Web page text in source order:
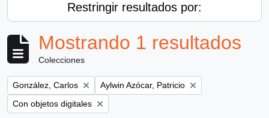
Restringir resultados por:
Mostrando 1 resultados
Colecciones
Remove filter:
González, Carlos Remove filter:
Aylwin Azócar, Patricio
Remove filter:
Con objetos digitales